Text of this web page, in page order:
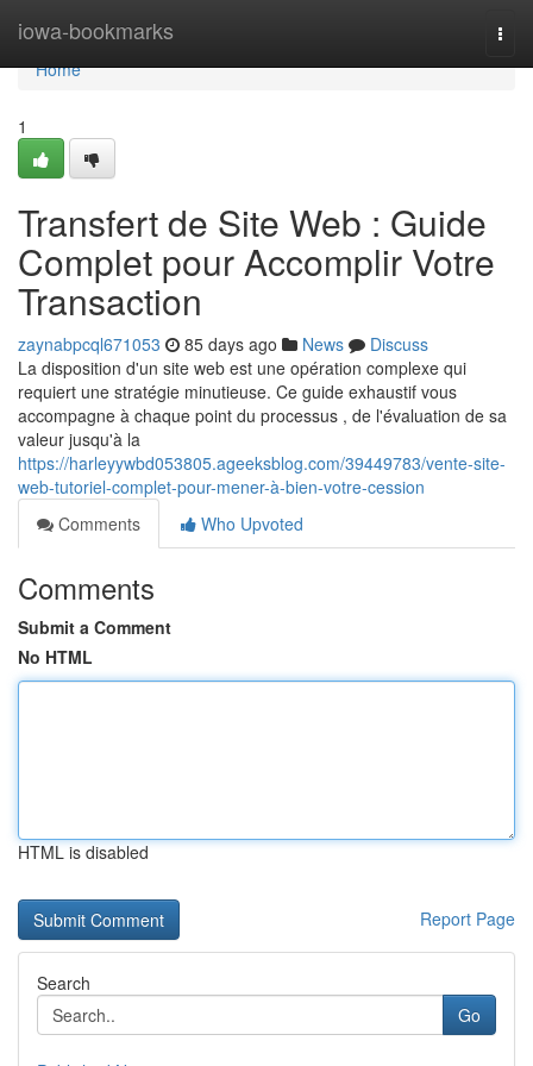
iowa-bookmarks
Home
Home
1
Transfert de Site Web : Guide
Complet pour Accomplir Votre
Transaction
zaynabpcql671053 85 days ago News
Discuss
La disposition d'un site web est une opération complexe qui
requiert une stratégie minutieuse. Ce guide exhaustif vous
accompagne à chaque point du processus , de l'évaluation de sa
valeur jusqu'à la
https://harleyywbd053805.ageeksblog.com/39449783/vente-site-
web-tutoriel-complet-pour-mener-à-bien-votre-cession
Comments
Who Upvoted
Comments
Submit a Comment
No HTML
HTML is disabled
Report Page
Search
Go